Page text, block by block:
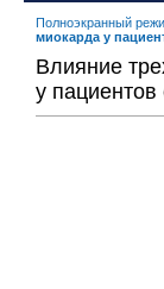
Полноэкранный
миокарда у
Влияние
у